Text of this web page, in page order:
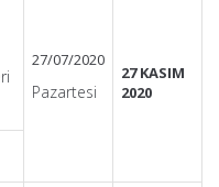
27/07/2020
Pazartesi
27 KASIM
2020